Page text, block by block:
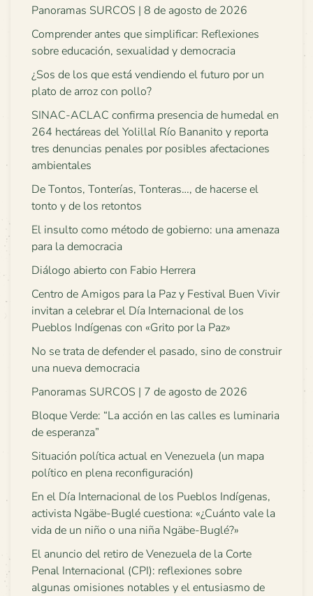
Panoramas SURCOS | 8 de agosto de 2026
Comprender antes que simplificar: Reflexiones
sobre educación, sexualidad y democracia
¿Sos de los que está vendiendo el futuro por un
plato de arroz con pollo?
SINAC-ACLAC confirma presencia de humedal en
264 hectáreas del Yolillal Río Bananito y reporta
tres denuncias penales por posibles afectaciones
ambientales
De Tontos, Tonterías, Tonteras…, de hacerse el
tonto y de los retontos
El insulto como método de gobierno: una amenaza
para la democracia
Diálogo abierto con Fabio Herrera
Centro de Amigos para la Paz y Festival Buen Vivir
invitan a celebrar el Día Internacional de los
Pueblos Indígenas con «Grito por la Paz»
No se trata de defender el pasado, sino de construir
una nueva democracia
Panoramas SURCOS | 7 de agosto de 2026
Bloque Verde: “La acción en las calles es luminaria
de esperanza”
Situación política actual en Venezuela (un mapa
político en plena reconfiguración)
En el Día Internacional de los Pueblos Indígenas,
activista Ngäbe-Buglé cuestiona: «¿Cuánto vale la
vida de un niño o una niña Ngäbe-Buglé?»
El anuncio del retiro de Venezuela de la Corte
Penal Internacional (CPI): reflexiones sobre
algunas omisiones notables y el entusiasmo de